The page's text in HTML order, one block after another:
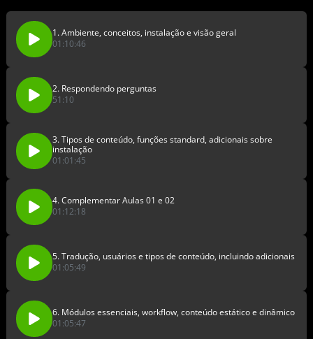
1. Ambiente, conceitos, instalação e visão geral
01:10:46
2. Respondendo perguntas
51:10
3. Tipos de conteúdo, funções standard, adicionais sobre
instalação
01:01:45
4. Complementar Aulas 01 e 02
01:12:18
5. Tradução, usuários e tipos de conteúdo, incluindo adicionais
01:05:49
6. Módulos essenciais, workflow, conteúdo estático e dinâmico
01:05:47